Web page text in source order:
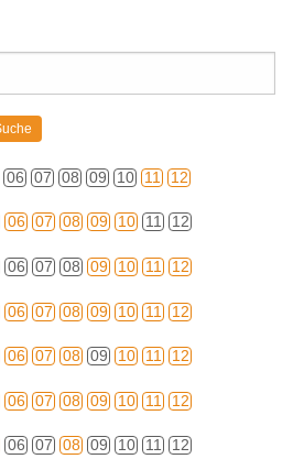
06 07 08 09 10 11 12
06 07 08 09 10 11 12
06 07 08 09 10 11 12
06 07 08 09 10 11 12
06 07 08 09 10 11 12
06 07 08 09 10 11 12
06 07 08 09 10 11 12